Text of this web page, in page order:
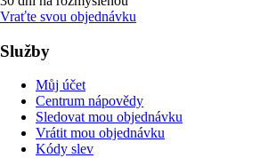
Vraťte svou objednávku
Služby
Můj účet
Centrum nápovědy
Sledovat mou objednávku
Vrátit mou objednávku
Kódy slev